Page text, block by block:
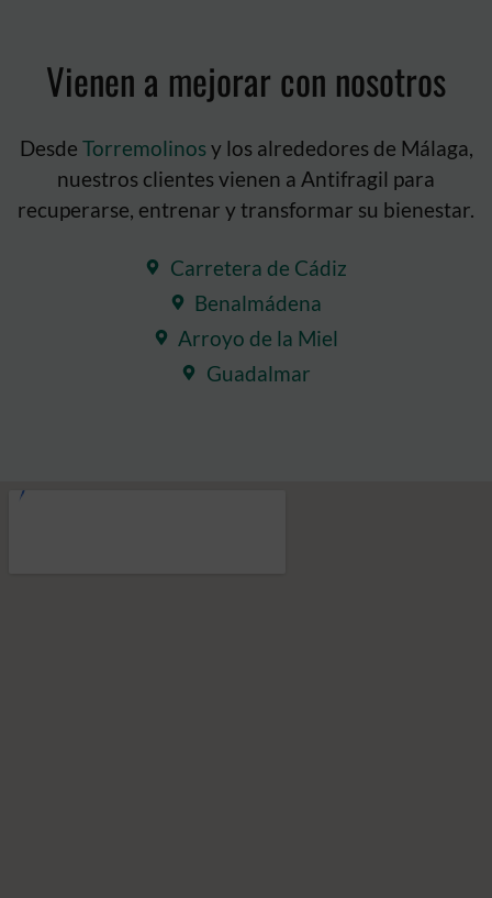
Vienen a mejorar con nosotros
Desde Torremolinosy los alrededores de Málaga,
nuestros clientes vienen a Antifragil para
recuperarse, entrenar y transformar su bienestar.
Carretera de Cádiz
Benalmádena
Arroyo de la Miel
Guadalmar